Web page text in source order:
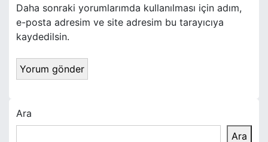
Daha sonraki yorumlarımda kullanılması için adım,
e-posta adresim ve site adresim bu tarayıcıya
kaydedilsin.
Ara
Ara